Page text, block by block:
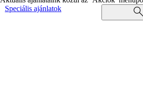
Speciális ajánlatok